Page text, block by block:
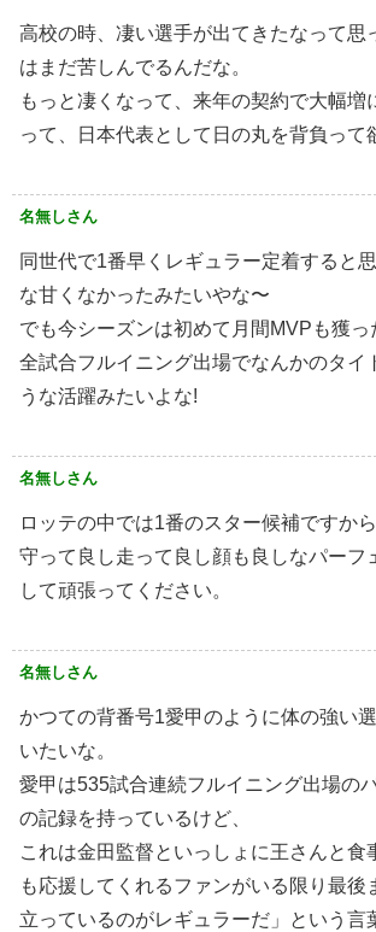
高校の時、凄い選手が出てきたなって思
はまだ苦しんでるんだな。
もっと凄くなって、来年の契約で大幅増
って、日本代表として日の丸を背負って
名無しさん
同世代で1番早くレギュラー定着すると
な甘くなかったみたいやな〜
でも今シーズンは初めて月間MVPも獲っ
全試合フルイニング出場でなんかのタイ
うな活躍みたいよな!
名無しさん
ロッテの中では1番のスター候補ですか
守って良し走って良し顔も良しなパーフ
して頑張ってください。
名無しさん
かつての背番号1愛甲のように体の強い
いたいな。
愛甲は535試合連続フルイニング出場の
の記録を持っているけど、
これは金田監督といっしょに王さんと食
も応援してくれるファンがいる限り最後
立っているのがレギュラーだ」という言